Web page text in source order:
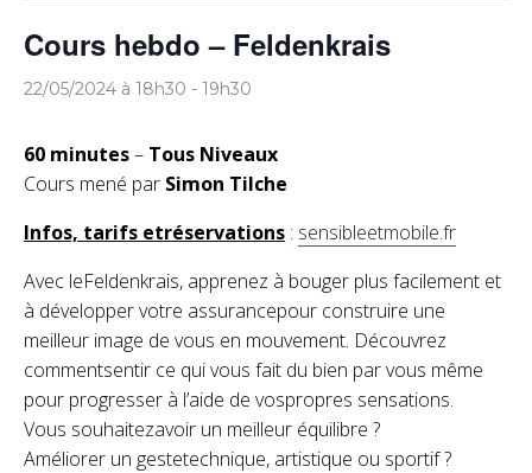
Cours hebdo – Feldenkrais
22/05/2024 à 18h30 - 19h30
60 minutes– Tous Niveaux
Cours mené par Simon Tilche
Infos, tarifs etréservations : sensibleetmobile.fr
Avec leFeldenkrais, apprenez à bouger plus facilement et
à développer votre assurancepour construire une
meilleur image de vous en mouvement. Découvrez
commentsentir ce qui vous fait du bien par vous même
pour progresser à l’aide de vospropres sensations.
Vous souhaitezavoir un meilleur équilibre ?
Améliorer un gestetechnique, artistique ou sportif ?